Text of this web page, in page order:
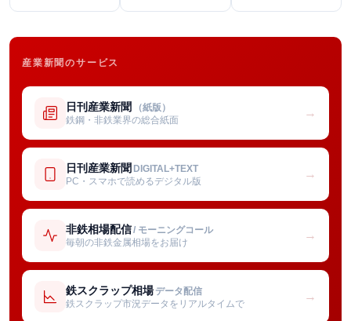
産業新聞のサービス
日刊産業新聞 （紙版）
鉄鋼・非鉄業界の総合紙面
→
日刊産業新聞 DIGITAL+TEXT
PC・スマホで読めるデジタル版
→
非鉄相場配信/ モーニングコール
毎朝の非鉄金属相場をお届け
→
鉄スクラップ相場 データ配信
鉄スクラップ市況データをリアルタイムで
→